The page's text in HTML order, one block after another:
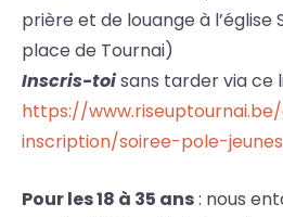
prière et de louange à
place de Tournai)
Inscris-toisans tarder via ce
https://
inscription/soiree-pole-jeunes
Pour les 18 à 35 ans: nous